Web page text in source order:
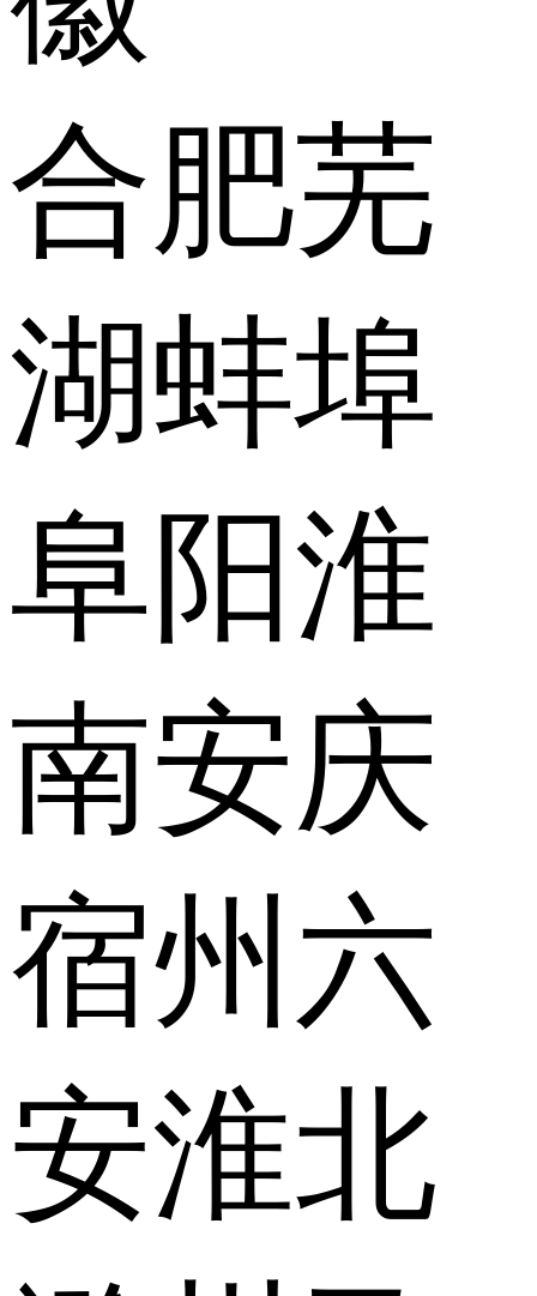
合肥芜
湖蚌埠
阜阳淮
南安庆
宿州 六
安淮北